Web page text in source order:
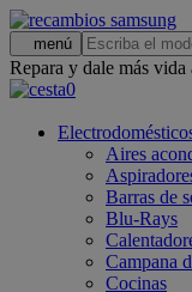
menú
Repara y dale más
0
Aires
Barras de
Blu-Rays
Campana
Cocinas